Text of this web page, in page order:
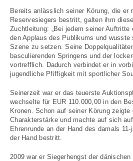
Bereits anlässlich seiner Körung, die er
Reservesiegers bestritt, galten ihm
Zuchtleitung: „Bei jedem seiner Auftritte
den Applaus des Publikums und
Szene zu setzen. Seine
basculierenden Springens und der
vortrefflich. Dadurch verbindet er in
jugendliche Pfiffigkeit mit sportlicher
Seinerzeit war er das teuerste
wechselte für EUR 110.000,00 in den
Kronen. Schon auf seiner Körung zeigte
Charakterstärke und machte auf sich
Ehrenrunde an der Hand des damals
der Hand bestritt.
2009 war er Siegerhengst der